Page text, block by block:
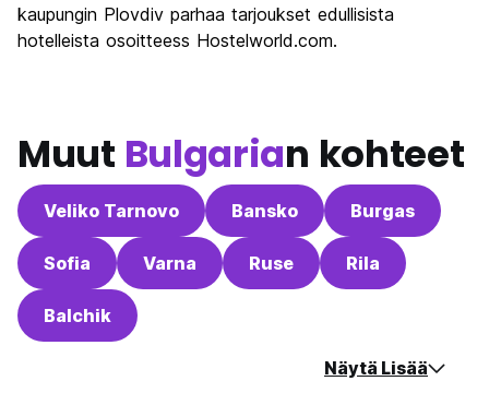
kaupungin Plovdiv parhaa tarjoukset edullisista
hotelleista osoitteess Hostelworld.com.
Muut Bulgarian kohteet
Veliko Tarnovo Bansko Burgas
Sofia Varna Ruse Rila
Balchik
Näytä Lisää